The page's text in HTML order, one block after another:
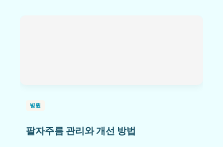
병원
팔자주름 관리와 개선 방법